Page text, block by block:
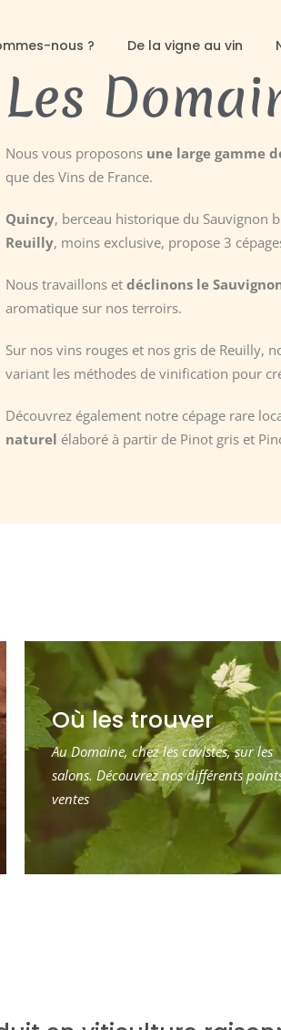
nous ? De la vigne au vin
Les
Nous vous proposonsune large gamme
que des Vins de France.
Quincy, berceau historique du Sauvignon
Reuilly, moins exclusive, propose 3
Nous travaillons et déclinons le
aromatique sur nos terroirs.
Sur nos vins rouges et nos gris de Reuilly,
variant les méthodes de vinification pour
Découvrez également notre cépage rare
naturel élaboré à partir de Pinot gris et
Où les trouver
Au Domaine, chez les cavistes, sur les
salons. Découvrez nos différents
ventes